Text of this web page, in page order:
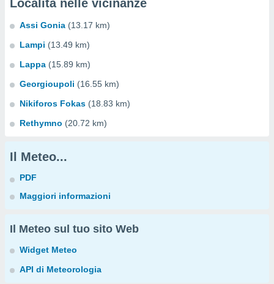
Località nelle vicinanze
Assi Gonia (13.17 km)
Lampi (13.49 km)
Lappa (15.89 km)
Georgioupoli (16.55 km)
Nikiforos Fokas (18.83 km)
Rethymno (20.72 km)
Il Meteo...
PDF
Maggiori informazioni
Il Meteo sul tuo sito Web
Widget Meteo
API di Meteorologia